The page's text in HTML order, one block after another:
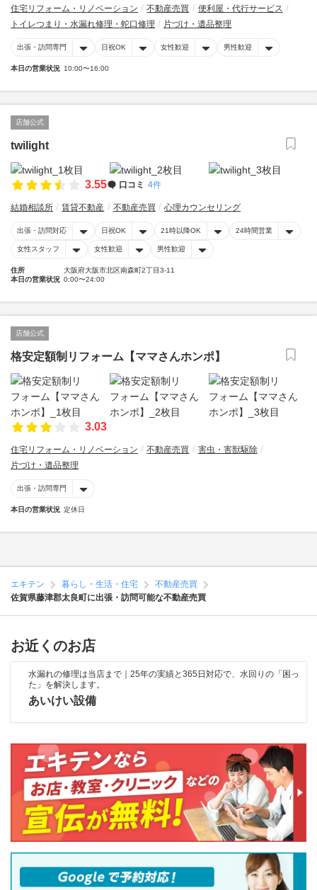
住宅リフォーム・リノベーション 不動産売買
便利屋・代行サービス
トイレつまり・水漏れ修理・蛇口修理
片づけ・遺品整理
出張・訪問専門 日祝OK 女性歓迎 男性歓迎
本日の営業状況 10:00〜16:00
店舗公式
twilight
3.55 口コミ 4件
結婚相談所 賃貸不動産 不動産売買 心理カウンセリング
出張・訪問対応 日祝OK 21時以降OK 24時間営業
女性スタッフ 女性歓迎 男性歓迎
住所
大阪府大阪市北区南森町2丁目3-11
本日の営業状況 0:00〜24:00
店舗公式
格安定額制リフォーム【ママさんホンポ】
3.03
住宅リフォーム・リノベーション 不動産売買
害虫・害獣駆除
片づけ・遺品整理
出張・訪問専門
本日の営業状況 定休日
エキテン 暮らし・生活・住宅
不動産売買
佐賀県藤津郡太良町に出張・訪問可能な不動産売買
お近くのお店
水漏れの修理は当店まで｜25年の実績と365日対応で、水回りの「困っ
た」を解決します。
あいけい設備